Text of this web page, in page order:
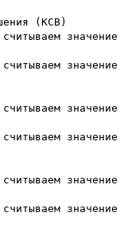
(КСВ)
значение
значение
значение
значение
значение
значение